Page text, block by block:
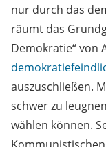
nur durch das
räumt das
Demokratie“ von
auszuschließen.
schwer zu
wählen können.